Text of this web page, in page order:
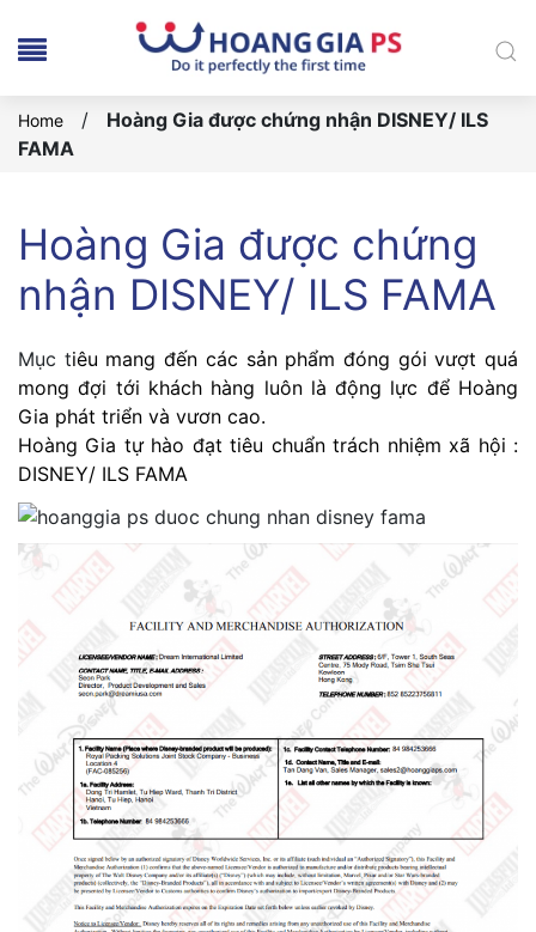
Home /
Hoàng Gia được chứng nhận DISNEY/ ILS
FAMA
Hoàng Gia được chứng
nhận DISNEY/ ILS FAMA
Mục tiêu mang đến các sản phẩm đóng gói vượt quá
mong đợi tới khách hàng luôn là động lực để Hoàng
Gia phát triển và vươn cao.
Hoàng Gia tự hào đạttiêu chuẩn trách nhiệm xã hội :
DISNEY/ ILS FAMA